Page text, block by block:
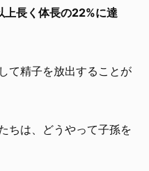
上長く体長の22%に達
て精子を放出することが
ちは、どうやって子孫を